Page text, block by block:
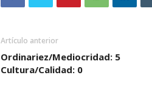
Artículo anterior
Ordinariez/Mediocridad: 5 
Cultura/Calidad: 0